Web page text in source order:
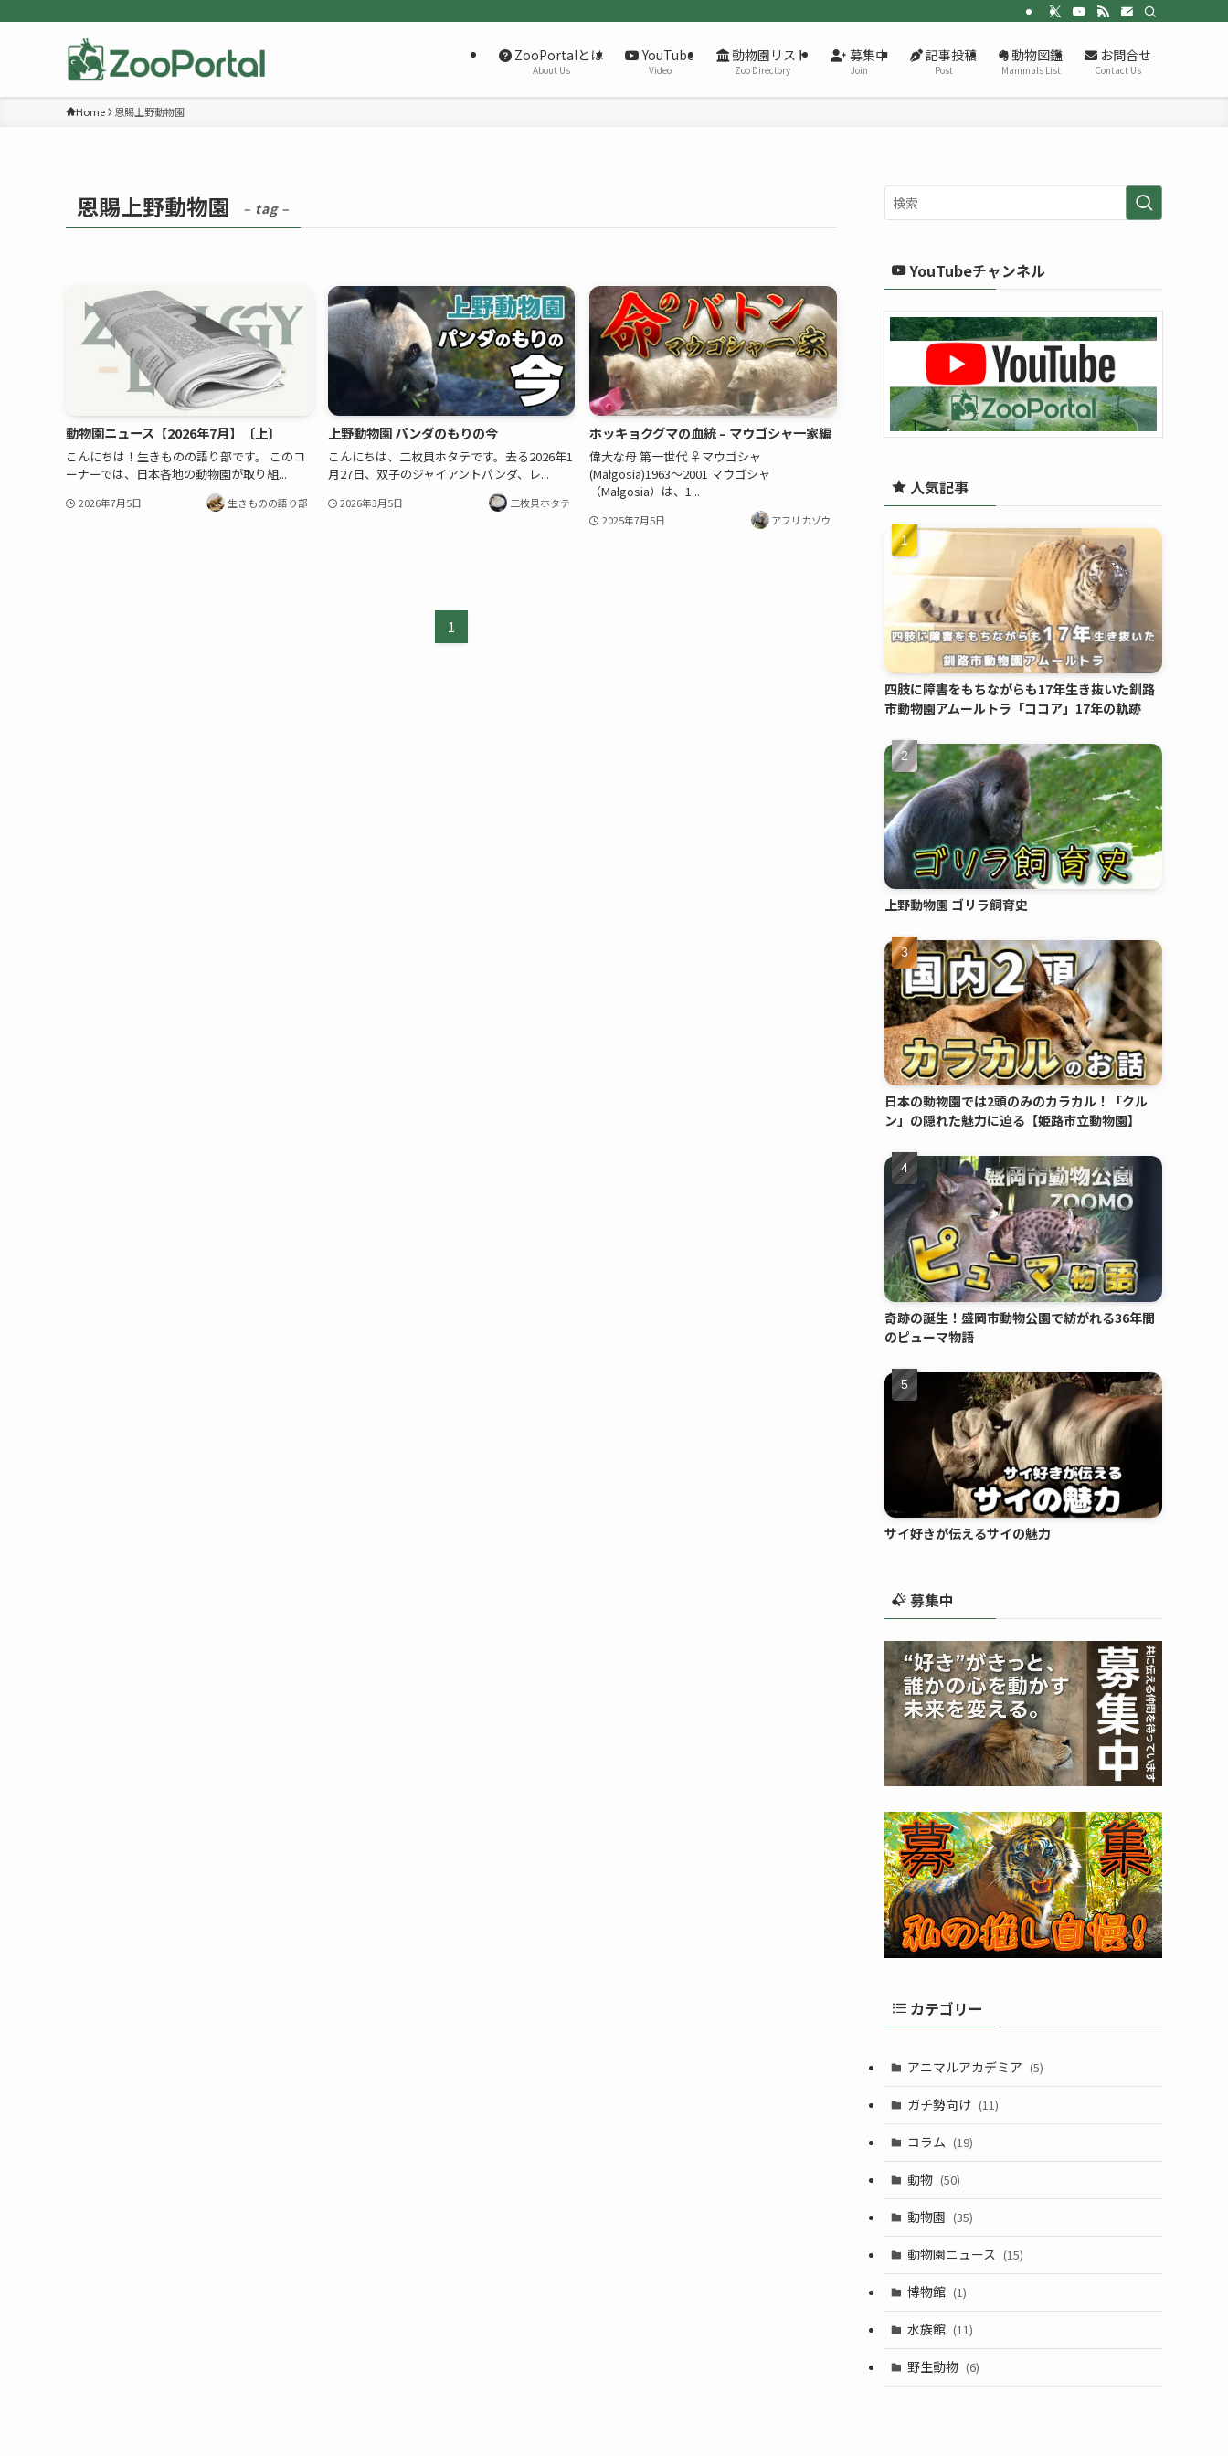
ZooPortalとは
About Us
YouTube
Video
動物園リスト
Zoo Directory
募集中
Join
記事投稿
Post
動物図鑑
Mammals List
お問合せ
Contact Us
Home 恩賜上野動物園
恩賜上野動物園 – tag –
動物園ニュース【2026年7月】〔上〕
こんにちは！生きものの語り部です。 このコ
ーナーでは、日本各地の動物園が取り組...
2026年7月5日 生きものの語り部
上野動物園 パンダのもりの今
こんにちは、二枚貝ホタテです。去る2026年1
月27日、双子のジャイアントパンダ、レ...
2026年3月5日 二枚貝ホタテ
ホッキョクグマの血統 – マウゴシャ一家編
偉大な母 第一世代 ♀マウゴシャ
(Małgosia)1963〜2001 マウゴシャ
（Małgosia）は、1...
2025年7月5日 アフリカゾウ
1
YouTubeチャンネル
人気記事
四肢に障害をもちながらも17年生き抜いた釧路
市動物園アムールトラ「ココア」17年の軌跡
上野動物園 ゴリラ飼育史
日本の動物園では2頭のみのカラカル！「クル
ン」の隠れた魅力に迫る【姫路市立動物園】
奇跡の誕生！盛岡市動物公園で紡がれる36年間
のピューマ物語
サイ好きが伝えるサイの魅力
募集中
カテゴリー
アニマルアカデミア (5)
ガチ勢向け (11)
コラム (19)
動物 (50)
動物園 (35)
動物園ニュース (15)
博物館 (1)
水族館 (11)
野生動物 (6)